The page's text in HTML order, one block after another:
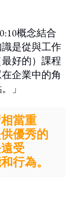
概念結合
是從與工作
好的）課程
企業中的角
」
當重
優秀的
受
行為。